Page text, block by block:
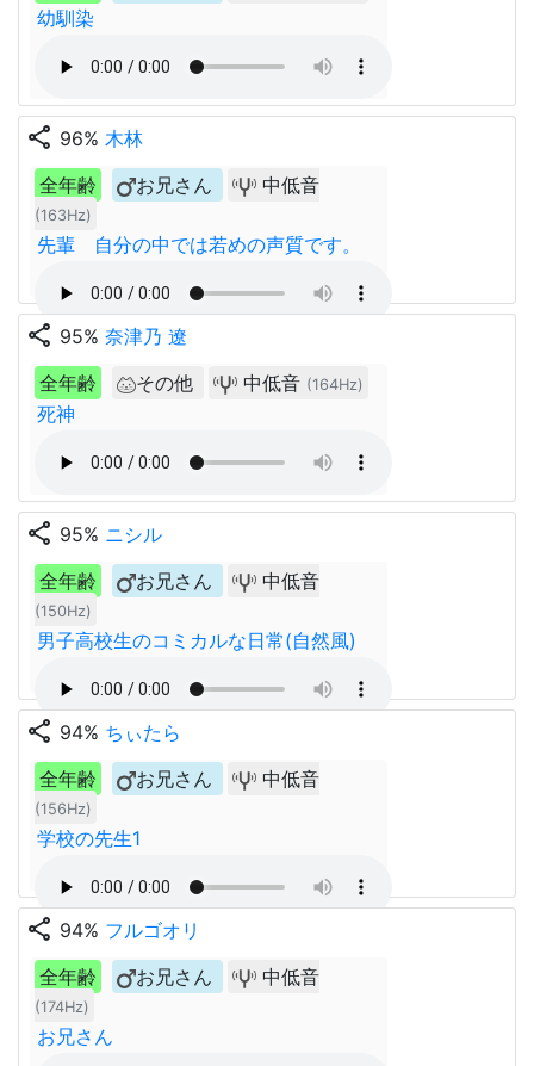
幼馴染
share 96% 木林
全年齢
お兄さん 中低音
(163Hz)
先輩 自分の中では若めの声質です。
share 95% 奈津乃 遼
全年齢
その他 中低音 (164Hz)
死神
share 95% ニシル
全年齢
お兄さん 中低音
(150Hz)
男子高校生のコミカルな日常(自然風)
share 94% ちぃたら
全年齢
お兄さん 中低音
(156Hz)
学校の先生1
share 94% フルゴオリ
全年齢
お兄さん 中低音
(174Hz)
お兄さん